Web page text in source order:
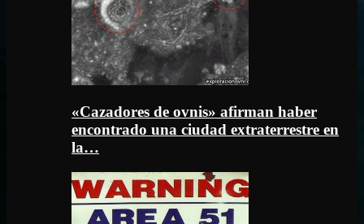
«Cazadores de ovnis» afirman haber
encontrado una ciudad extraterrestre en
la…